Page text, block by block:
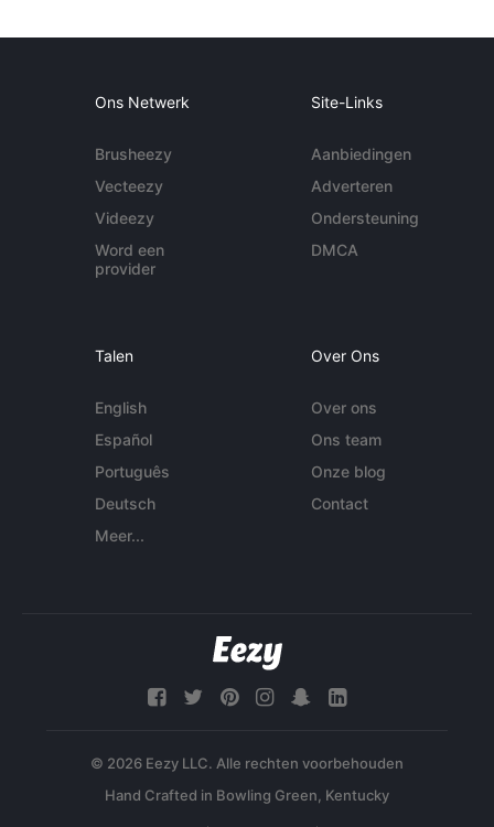
Ons Netwerk
Brusheezy
Vecteezy
Videezy
Word een
provider
Site-Links
Aanbiedingen
Adverteren
Ondersteuning
DMCA
Talen
English
Español
Português
Deutsch
Meer...
Over Ons
Over ons
Ons team
Onze blog
Contact
© 2026 Eezy LLC. Alle rechten voorbehouden